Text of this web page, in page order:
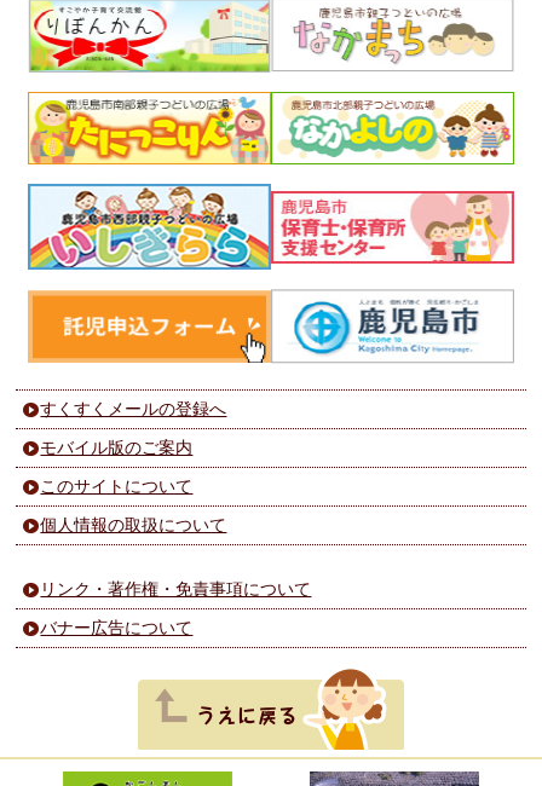
すくすくメールの登録へ
モバイル版のご案内
このサイトについて
個人情報の取扱について
リンク・著作権・免責事項について
バナー広告について